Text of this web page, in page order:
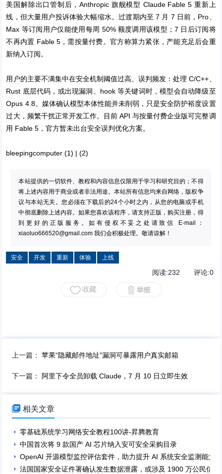
美国解除出口管制后，Anthropic 旗舰模型 Claude Fable 5 重新上
线，但大量用户投诉体验大幅缩水。过渡期内至 7 月 7 日前，Pro、
Max 等订阅用户仅能使用每周 50% 额度调用该模型；7 日后订阅将
不再内置 Fable 5，需按量付费。官方称算力紧张，产能充足后会重
新纳入订阅。
用户的主要不满集中在安全机制阈值过高、误判频发：处理 C/C++、
Rust 底层代码，或出现漏洞、hook 等关键词时，模型会自动降级至
Opus 4.8。媒体确认模型本体性能并未削弱，只是安全防护裕度设置
过大，频繁干扰正常开发工作。目前 API 与按量付费企业版可完整调
用 Fable 5，官方暂未出台安全误判优化方案。
bleepingcomputer(1) |(2)
本站提供的一切软件、教程和内容信息仅限用于学习和研究目的；不得
将上述内容用于商业或者非法用途。本站所有信息均来自网络，版权争
议与本站无关。您必须在下载后的24个小时之内，从您的电脑或手机
中彻底删除上述内容。如果您喜欢该程序，请支持正版，购买注册，得
到更好的正版服务。如有侵权不妥之处请致信 E-mail：
xiaoluo666520@gmail.com 我们会积极处理。敬请谅解！
安全 开发 重新 体验 上线
阅读:232 评论:0
上一篇：苹果“隐藏邮件地址”漏洞可暴露用户真实邮箱
下一篇： 阿里下令全员卸载 Claude，7 月 10 日立即生效
 相关文章
零基础系统学习网络安全教程100讲-昇腾教育
中国首次将 9 款国产 AI 芯片纳入安可安全采购目录
OpenAI 开源模型监控评估套件，助力提升 AI 系统安全监测能力
法国国家安全证件署确认发生数据泄露，或涉及 1900 万公民信息